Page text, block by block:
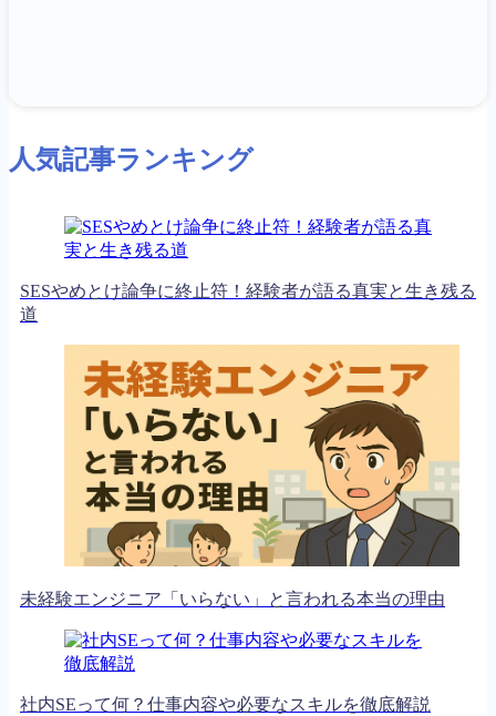
人気記事ランキング
SESやめとけ論争に終止符！経験者が語る真実と生き残る
道
未経験エンジニア「いらない」と言われる本当の理由
社内SEって何？仕事内容や必要なスキルを徹底解説